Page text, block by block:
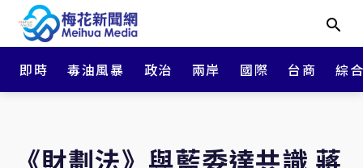
即時 毒油風暴 政治 兩岸 國際 台商 綜
《財劃法》與藍委達共識 蔣